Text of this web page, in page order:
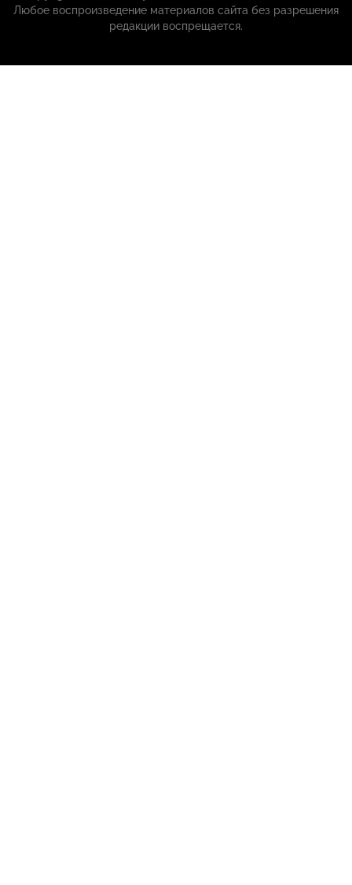
Любое воспроизведение материалов сайта без разрешения
редакции воспрещается.